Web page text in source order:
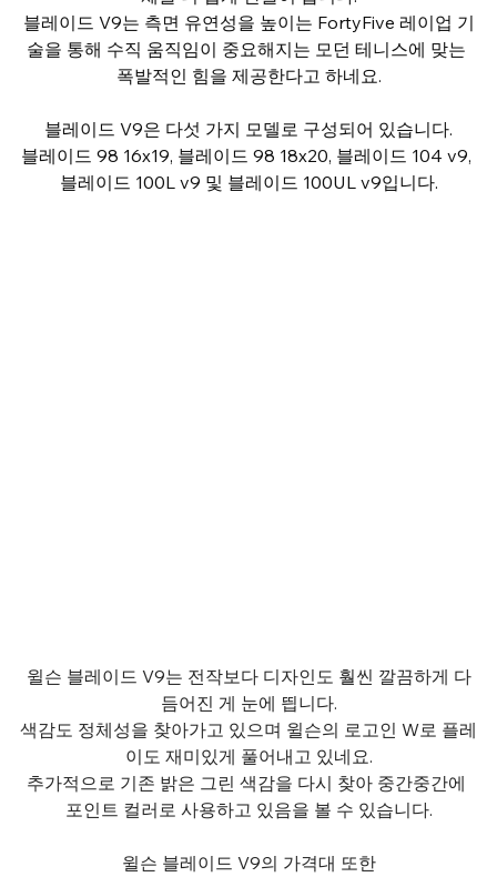
블레이드 V9는 측면 유연성을 높이는 FortyFive 레이업 기
술을 통해 수직 움직임이 중요해지는 모던 테니스에 맞는
폭발적인 힘을 제공한다고 하네요.
블레이드 V9은 다섯 가지 모델로 구성되어 있습니다.
블레이드 98 16x19, 블레이드 98 18x20, 블레이드 104 v9,
블레이드 100L v9 및 블레이드 100UL v9입니다.
윌슨 블레이드 V9는 전작보다 디자인도 훨씬 깔끔하게 다
듬어진 게 눈에 띕니다.
색감도 정체성을 찾아가고 있으며 윌슨의 로고인 W로 플레
이도 재미있게 풀어내고 있네요.
추가적으로 기존 밝은 그린 색감을 다시 찾아 중간중간에
포인트 컬러로 사용하고 있음을 볼 수 있습니다.
윌슨 블레이드 V9의 가격대 또한